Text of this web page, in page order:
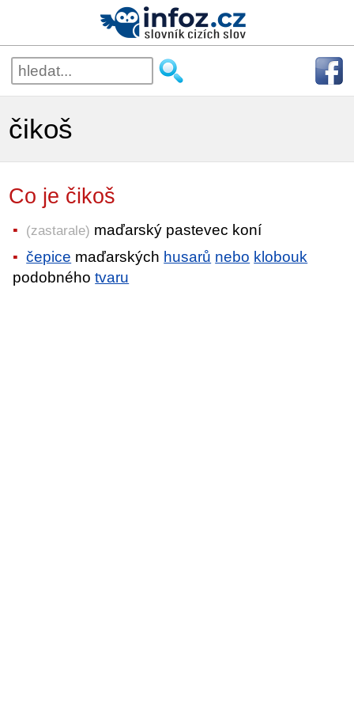
čikoš
Co je čikoš
(zastarale) maďarský pastevec koní
čepice maďarských husarů nebo klobouk
podobnéhotvaru